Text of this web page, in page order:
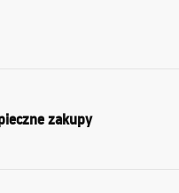
zakupy